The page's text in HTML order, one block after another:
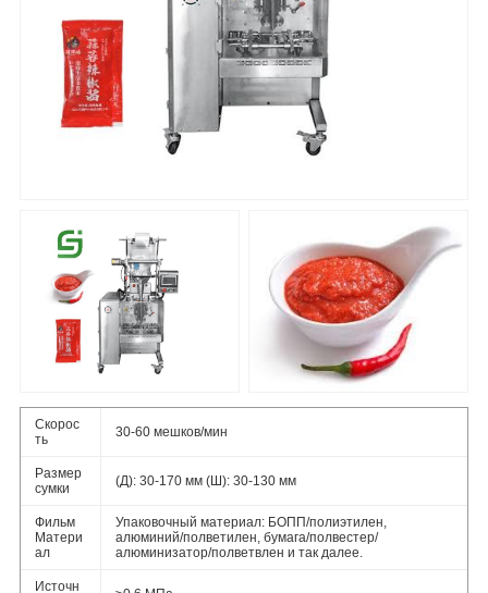
Скорос
ть
30-60 мешков/мин
Размер
сумки
(Д): 30-170 мм (Ш): 30-130 мм
Фильм
Матери
ал
Упаковочный материал: БОПП/полиэтилен,
алюминий/полветилен, бумага/полвестер/
алюминизатор/полветвлен и так далее.
Источн